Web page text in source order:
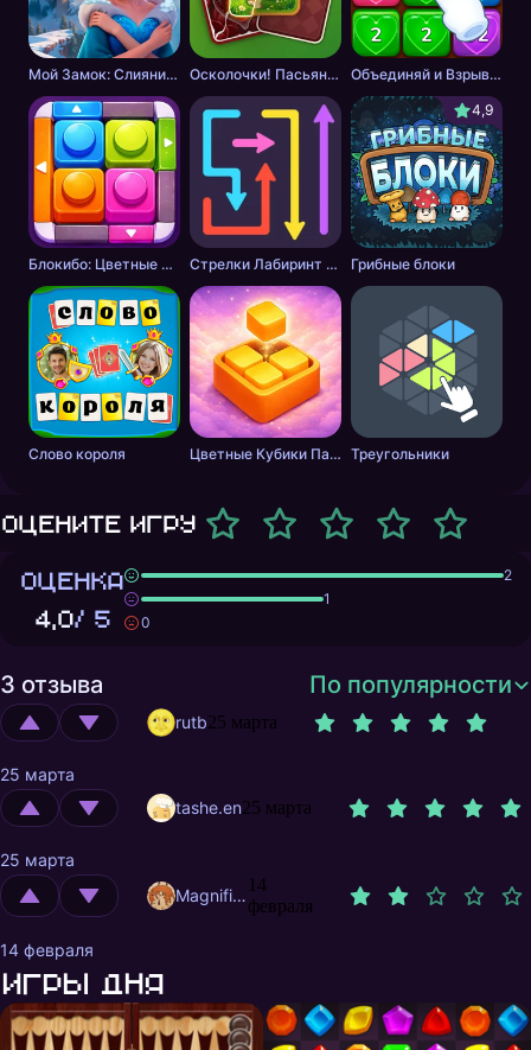
Мой Замок: Слияние и История Осколочки! Пасьянс Собери картинки Объединяй и Взрывай + 2048
Блокибо: Цветные блоки Стрелки Лабиринт - Цветной путь
4,9
Грибные блоки
Слово короля Цветные Кубики Пазл Треугольники
Оцените игру
ОЦЕНКА
4,0/ 5
2
1
0
3 отзыва По популярности
rutb25 марта
25 марта
tashe.en25 марта
25 марта
MagnificentMrFox
14
февраля
14 февраля
Игры дня